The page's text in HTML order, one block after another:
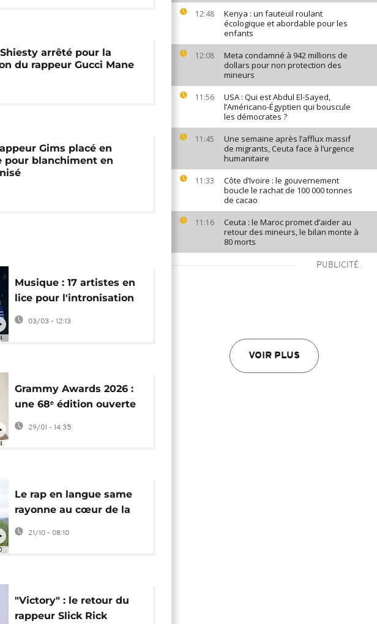
12:48
Kenya : un fauteuil roulant
écologique et abordable pour les
enfants
12:08
Meta condamné à 942 millions de
dollars pour non protection des
mineurs
11:56
USA : Qui est Abdul El-Sayed,
l’Américano-Égyptien qui bouscule
les démocrates ?
11:45
Une semaine après l’afflux massif
de migrants, Ceuta face à l’urgence
humanitaire
11:33
Côte d’Ivoire : le gouvernement
boucle le rachat de 100 000 tonnes
de cacao
11:16
Ceuta : le Maroc promet d’aider au
retour des mineurs, le bilan monte à
80 morts
PUBLICITÉ
VOIR PLUS
Shiesty arrêté pour la
du rappeur Gucci Mane
Gims placé en
pour blanchiment en
Musique : 17 artistes en
lice pour l'intronisation
au Rock & Roll Hall of
Fame
03/03 - 12:13
Grammy Awards 2026 :
une 68ᵉ édition ouverte
sur les musiques du
monde
29/01 - 14:35
Le rap en langue same
rayonne au cœur de la
Laponie finlandaise
21/10 - 08:10
"Victory" : le retour du
rappeur Slick Rick